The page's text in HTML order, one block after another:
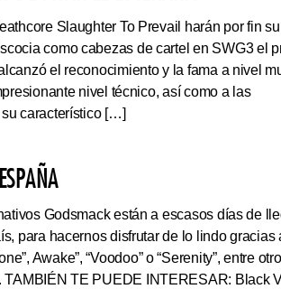
Slaughter To Prevail harán por fin su
como cabezas de cartel en SWG3 el
el reconocimiento y la fama a nivel
nivel técnico, así como a las
característico […]
Godsmack están a escasos días de
para hacernos disfrutar de lo lindo gracias
Awake”, “Voodoo” o “Serenity”, entre
TAMBIÉN TE PUEDE INTERESAR: Black